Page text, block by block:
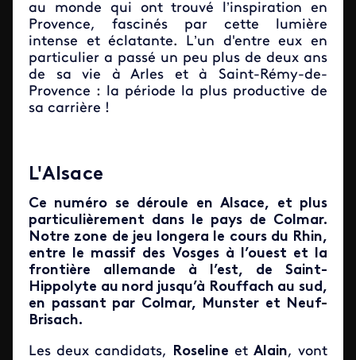
au monde qui ont trouvé l’inspiration en
Provence, fascinés par cette lumière
intense et éclatante. L’un d'entre eux en
particulier a passé un peu plus de deux ans
de sa vie à Arles et à Saint-Rémy-de-
Provence : la période la plus productive de
sa carrière !
L'Alsace
Ce numéro se déroule en Alsace, et plus
particulièrement dans le pays de Colmar.
Notre zone de jeu longera le cours du Rhin,
entre le massif des Vosges à l’ouest et la
frontière allemande à l’est, de Saint-
Hippolyte au nord jusqu’à Rouffach au sud,
en passant par Colmar, Munster et Neuf-
Brisach.
Les deux candidats, Roseline et Alain, vont